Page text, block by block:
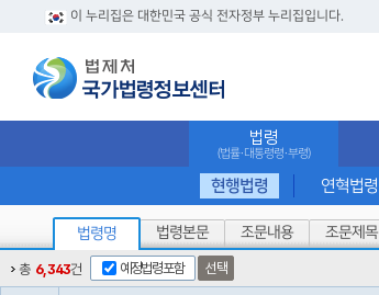
이 누리집은 대한민국 공식 전자정부 누리집입니다.
법령
(법률·대통령령·부령)
현행법령 연혁법령
법령명 법령본문 조문내용 조문제목
총 6,343건 예정법령포함 선택